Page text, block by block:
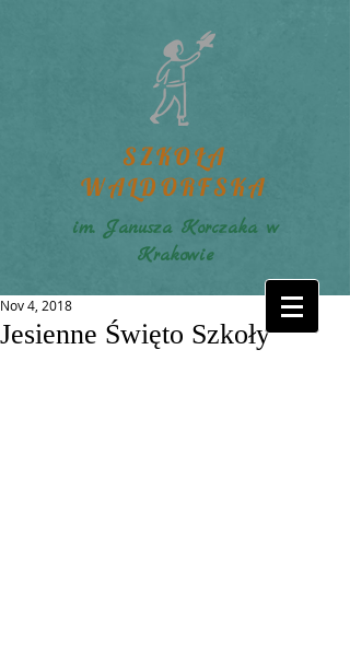
SZKOŁA
WALDORFSKA
im. Janusza Korczaka w
Krakowie
Jesienne Święto Szkoły
Nov 4, 2018